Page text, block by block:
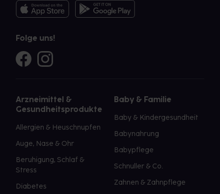
Folge uns!
Arzneimittel &
Gesundheitsprodukte
Allergien & Heuschnupfen
Auge, Nase & Ohr
Beruhigung, Schlaf &
Stress
Diabetes
Baby & Familie
Baby & Kindergesundheit
Babynahrung
Babypflege
Schnuller & Co.
Zahnen & Zahnpflege